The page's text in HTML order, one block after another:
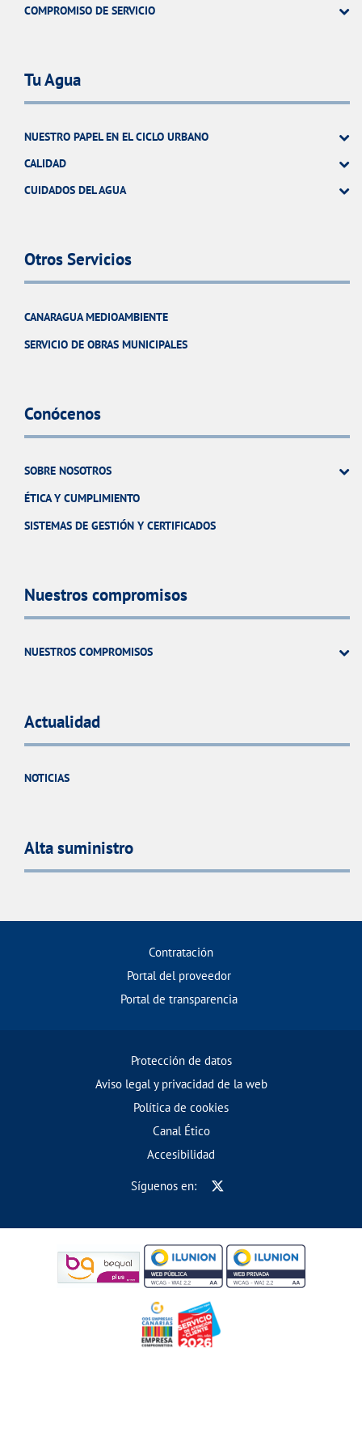
COMPROMISO DE SERVICIO
Tu Agua
NUESTRO PAPEL EN EL CICLO URBANO
CALIDAD
CUIDADOS DEL AGUA
Otros Servicios
CANARAGUA MEDIOAMBIENTE
SERVICIO DE OBRAS MUNICIPALES
Conócenos
SOBRE NOSOTROS
ÉTICA Y CUMPLIMIENTO
SISTEMAS DE GESTIÓN Y CERTIFICADOS
Nuestros compromisos
NUESTROS COMPROMISOS
Actualidad
NOTICIAS
Alta suministro
Contratación
Portal del proveedor
Portal de transparencia
Protección de datos
Aviso legal y privacidad de la web
Política de cookies
Canal Ético
Accesibilidad
Síguenos en: